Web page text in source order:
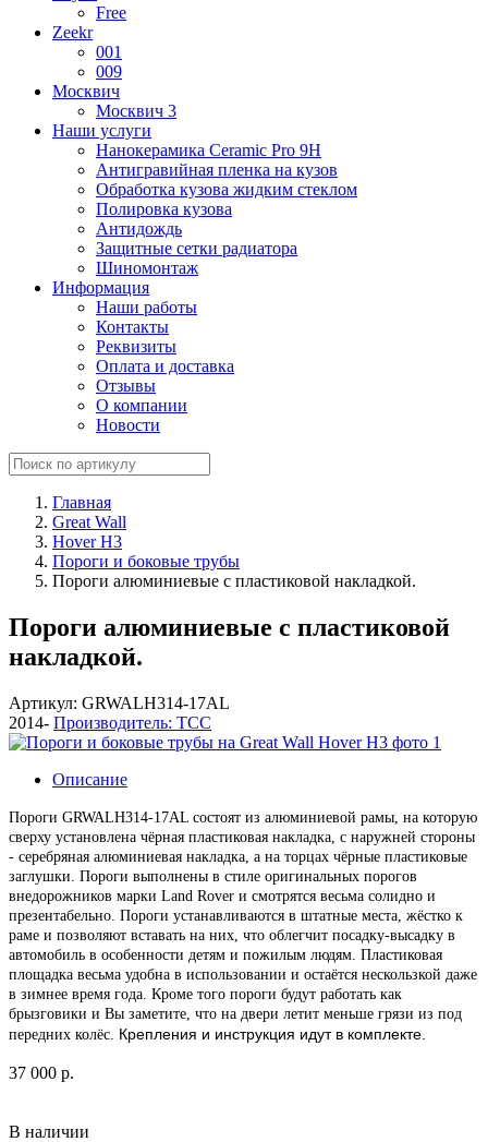
Free
Zeekr
001
009
Москвич
Москвич 3
Наши услуги
Нанокерамика Ceramic Pro 9H
Антигравийная пленка на кузов
Обработка кузова жидким стеклом
Полировка кузова
Антидождь
Защитные сетки радиатора
Шиномонтаж
Информация
Наши работы
Контакты
Реквизиты
Оплата и доставка
Отзывы
О компании
Новости
Главная
Great Wall
Hover H3
Пороги и боковые трубы
Пороги алюминиевые с пластиковой накладкой.
Пороги алюминиевые с пластиковой
накладкой.
Артикул: GRWALH314-17AL
2014- Производитель: ТСС
Описание
Пороги GRWALH314-17AL состоят из алюминиевой рамы, на которую
сверху установлена чёрная пластиковая накладка, с наружней стороны
- серебряная алюминиевая накладка, а на торцах чёрные пластиковые
заглушки. Пороги выполнены в стиле оригинальных порогов
внедорожников марки Land Rover и смотрятся весьма солидно и
презентабельно. Пороги устанавливаются в штатные места, жёстко к
раме и позволяют вставать на них, что облегчит посадку-высадку в
автомобиль в особенности детям и пожилым людям. Пластиковая
площадка весьма удобна в использовании и остаётся нескользкой даже
в зимнее время года. Кроме того пороги будут работать как
брызговики и Вы заметите, что на двери летит меньше грязи из под
передних колёс. Крепления и инструкция идут в комплекте.
37 000 р.
В наличии